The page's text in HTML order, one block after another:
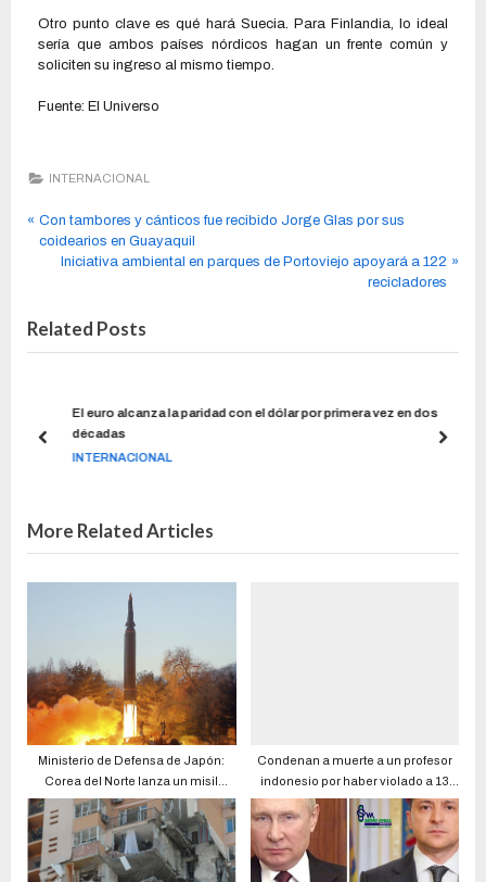
Otro punto clave es qué hará Suecia. Para Finlandia, lo ideal
sería que ambos países nórdicos hagan un frente común y
soliciten su ingreso al mismo tiempo.
Fuente: El Universo
INTERNACIONAL
Con tambores y cánticos fue recibido Jorge Glas por sus
coidearios en Guayaquil
Iniciativa ambiental en parques de Portoviejo apoyará a 122
recicladores
Related Posts
El euro alcanza la paridad con el dólar por primera vez en dos
décadas
INTERNACIONAL
More Related Articles
Ministerio de Defensa de Japón:
Corea del Norte lanza un misil
balístico
Condenan a muerte a un profesor
indonesio por haber violado a 13
menores